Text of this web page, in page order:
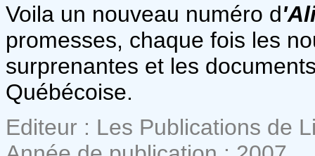
Voila un nouveau numéro d
promesses, chaque fois les
surprenantes et les
Québécoise.
Editeur : Les Publications de